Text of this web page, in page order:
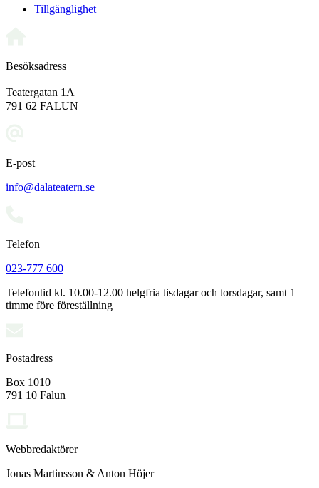
Tillgänglighet
Besöksadress
Teatergatan 1A
791 62 FALUN
E-post
info@dalateatern.se
Telefon
023-777 600
Telefontid kl. 10.00-12.00 helgfria tisdagar och torsdagar, samt 1
timme före föreställning
Postadress
Box 1010
791 10 Falun
Webbredaktörer
Jonas Martinsson & Anton Höjer